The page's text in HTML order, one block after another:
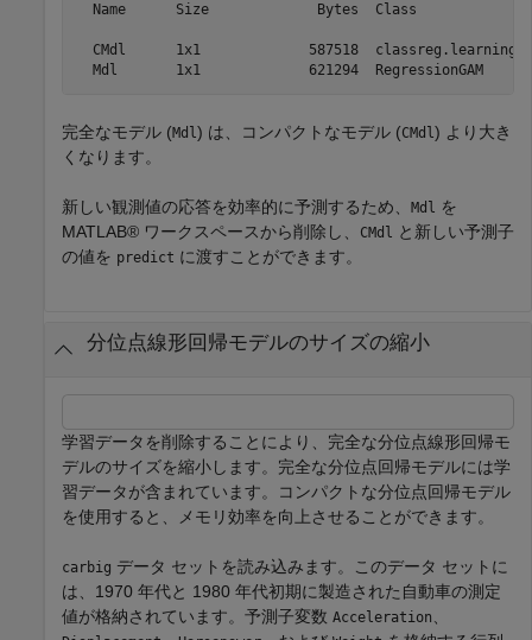
Name      Size             Bytes  Class
CMdl      1x1             587518
完全なモデル (Mdl ) は、コンパクトなモデル (CMdl ) より大き
くなります。
新しい観測値の応答を効率的に予測するため、 Mdl
を
MATLAB® ワークスペースから削除し、
CMdl
と新しい予測子
の値を predict に渡すことができます。
分位点線形回帰モデルのサイズの縮小
学習データを削除することにより、完全な分位点線形回帰モ
デルのサイズを縮小します。完全な分位点回帰モデルには学
習データが含まれています。コンパクトな分位点回帰モデル
を使用すると、メモリ効率を向上させることができます。
carbig データ セットを読み込みます。このデータ セットに
は、1970 年代と 1980 年代初期に製造された自動車の測定
値が格納されています。予測子変数 Acceleration